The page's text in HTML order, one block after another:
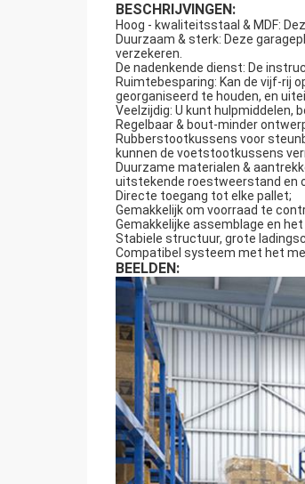
BESCHRIJVINGEN:
Hoog - kwaliteitsstaal & MDF:
Duurzaam & sterk: Deze
verzekeren.
De nadenkende dienst: De
Ruimtebesparing: Kan de vijf-rij
georganiseerd te houden, en
Veelzijdig: U kunt hulpmiddelen,
Regelbaar & bout-minder
Rubberstootkussens voor
kunnen de voetstootkussens
Duurzame materialen &
uitstekende roestweerstand en
Directe toegang tot elke pallet;
Gemakkelijk om voorraad te
Gemakkelijke assemblage en
Stabiele structuur, grote
Compatibel systeem met het
BEELDEN: